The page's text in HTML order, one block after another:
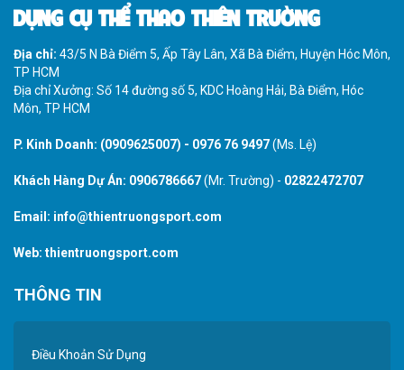
DỤNG CỤ THỂ THAO THIÊN TRƯỜNG
Địa chỉ: 43/5 N Bà Điểm 5, Ấp Tây Lân, Xã Bà Điểm, Huyện Hóc Môn,
TP HCM
Địa chỉ Xưởng: Số 14 đường số 5, KDC Hoàng Hải, Bà Điểm, Hóc
Môn, TP HCM
P. Kinh Doanh: (0909625007) - 0976 76 9497(Ms. Lệ)
Khách Hàng Dự Án: 0906786667(Mr. Trường) - 02822472707
Email: info@thientruongsport.com
Web: thientruongsport.com
THÔNG TIN
Điều Khoản Sử Dụng